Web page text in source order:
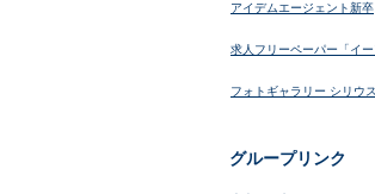
アイデムエージェント新卒
求人フリーペーパー「イ
フォトギャラリー シリウス
グループリンク